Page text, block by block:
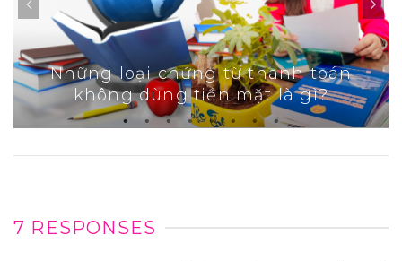
Những loại chứng từ thanh toán
không dùng tiền mặt là gì?
7 RESPONSES